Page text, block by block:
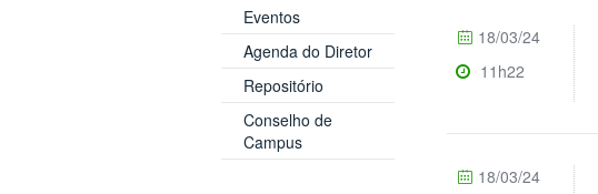
Eventos
Agenda do Diretor
Repositório
Conselho de
Campus
18/03/24
11h22
18/03/24